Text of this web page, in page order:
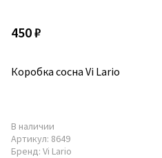
450 ₽
Коробка сосна Vi Lario
В наличии
Артикул: 8649
Бренд: Vi Lario